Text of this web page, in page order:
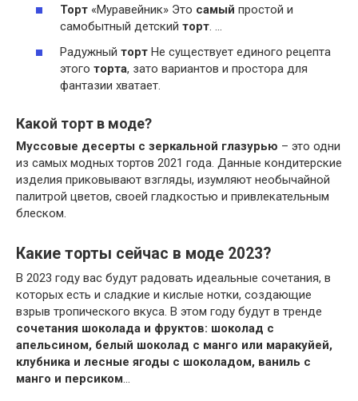
Торт «Муравейник» Это самый простой и
самобытный детский торт. …
Радужный торт Не существует единого рецепта
этого торта, зато вариантов и простора для
фантазии хватает.
Какой торт в моде?
Муссовые десерты с зеркальной глазурью – это одни
из самых модных тортов 2021 года. Данные кондитерские
изделия приковывают взгляды, изумляют необычайной
палитрой цветов, своей гладкостью и привлекательным
блеском.
Какие торты сейчас в моде 2023?
В 2023 году вас будут радовать идеальные сочетания, в
которых есть и сладкие и кислые нотки, создающие
взрыв тропического вкуса. В этом году будут в тренде
сочетания шоколада и фруктов: шоколад с
апельсином, белый шоколад с манго или маракуйей,
клубника и лесные ягоды с шоколадом, ваниль с
манго и персиком…